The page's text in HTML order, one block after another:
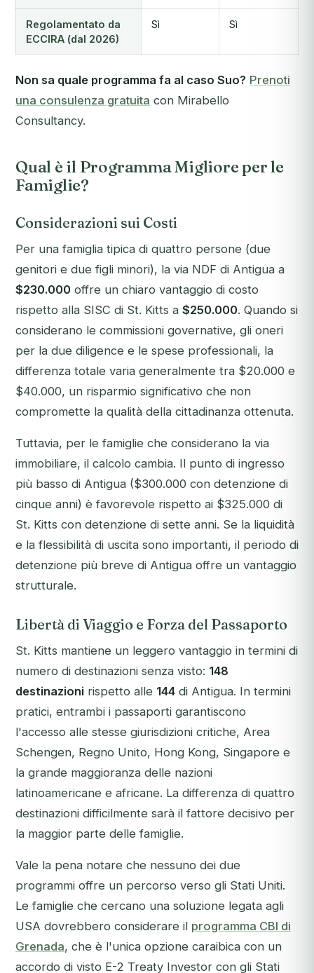
Regolamentato da
ECCIRA (dal 2026)
Sì Sì
Non sa quale programma fa al caso Suo? Prenoti
una consulenza gratuita con Mirabello
Consultancy.
Qual è il Programma Migliore per le
Famiglie?
Considerazioni sui Costi
Per una famiglia tipica di quattro persone (due
genitori e due figli minori), la via NDF di Antigua a
$230.000 offre un chiaro vantaggio di costo
rispetto alla SISC di St. Kitts a $250.000. Quando si
considerano le commissioni governative, gli oneri
per la due diligence e le spese professionali, la
differenza totale varia generalmente tra $20.000 e
$40.000, un risparmio significativo che non
compromette la qualità della cittadinanza ottenuta.
Tuttavia, per le famiglie che considerano la via
immobiliare, il calcolo cambia. Il punto di ingresso
più basso di Antigua ($300.000 con detenzione di
cinque anni) è favorevole rispetto ai $325.000 di
St. Kitts con detenzione di sette anni. Se la liquidità
e la flessibilità di uscita sono importanti, il periodo di
detenzione più breve di Antigua offre un vantaggio
strutturale.
Libertà di Viaggio e Forza del Passaporto
St. Kitts mantiene un leggero vantaggio in termini di
numero di destinazioni senza visto: 148
destinazioni rispetto alle 144 di Antigua. In termini
pratici, entrambi i passaporti garantiscono
l'accesso alle stesse giurisdizioni critiche, Area
Schengen, Regno Unito, Hong Kong, Singapore e
la grande maggioranza delle nazioni
latinoamericane e africane. La differenza di quattro
destinazioni difficilmente sarà il fattore decisivo per
la maggior parte delle famiglie.
Vale la pena notare che nessuno dei due
programmi offre un percorso verso gli Stati Uniti.
Le famiglie che cercano una soluzione legata agli
USA dovrebbero considerare il programma CBI di
Grenada, che è l'unica opzione caraibica con un
accordo di visto E-2 Treaty Investor con gli Stati